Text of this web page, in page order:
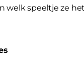
welk speeltje ze